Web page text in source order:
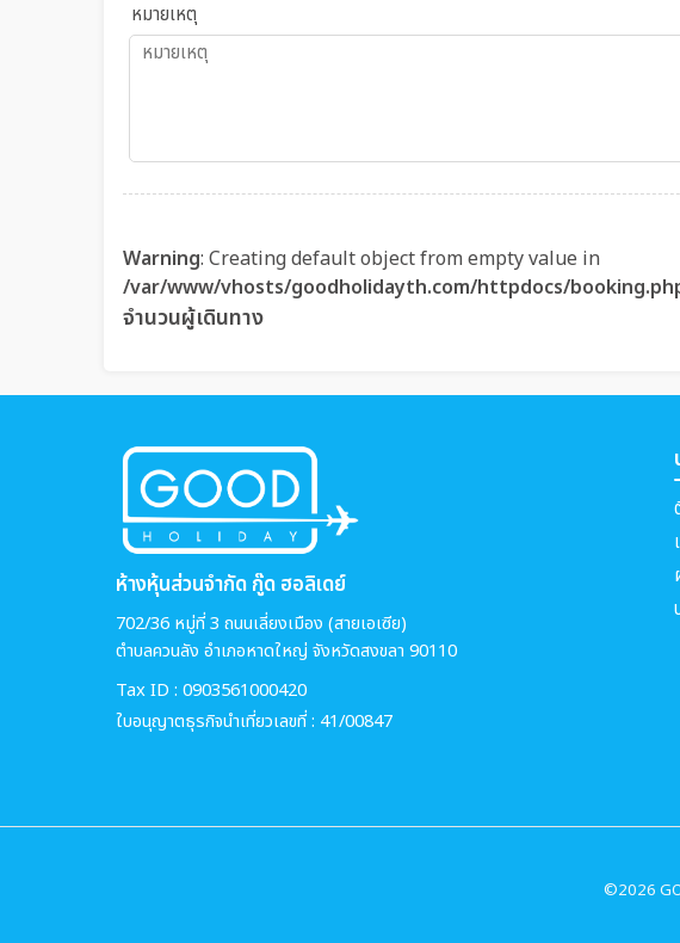
หมายเหตุ
Warning: Creating default object from empty value in
/var/www/vhosts/goodholidayth.com/httpdocs/
จำนวนผู้เดินทาง
ห้างหุ้นส่วนจำกัด กู๊ด ฮอลิเดย์
702/36 หมู่ที่ 3 ถนนเลี่ยงเมือง (สายเอเซีย)
ตำบลควนลัง อำเภอหาดใหญ่ จังหวัดสงขลา 90110
Tax ID : 0903561000420
ใบอนุญาตธุรกิจนำเที่ยวเลขที่ : 41/00847
©2026